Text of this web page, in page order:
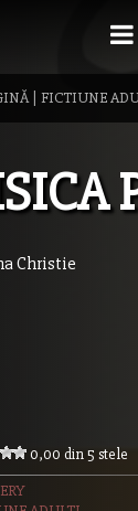
| FICTIUNE
Christie
0,00 din 5 stele